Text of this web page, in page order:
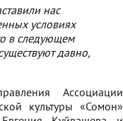
нас
условиях
в следующем
давно,
Ассоциации
культуры «Сомон»